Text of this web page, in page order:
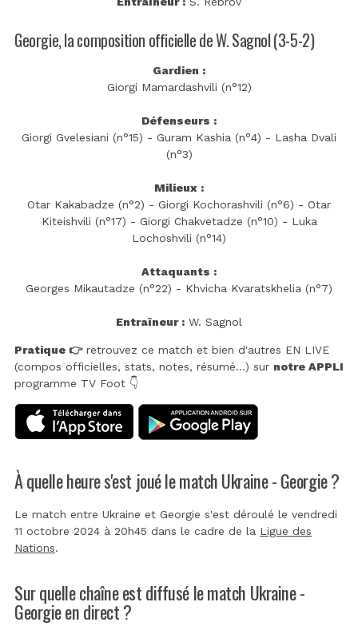
Georgie, la composition officielle de W. Sagnol (3-5-2)
Gardien :
Giorgi Mamardashvili (n°12)
Défenseurs :
Giorgi Gvelesiani (n°15) - Guram Kashia (n°4) - Lasha Dvali
(n°3)
Milieux :
Otar Kakabadze (n°2) - Giorgi Kochorashvili (n°6) - Otar
Kiteishvili (n°17) - Giorgi Chakvetadze (n°10) - Luka
Lochoshvili (n°14)
Attaquants :
Georges Mikautadze (n°22) - Khvicha Kvaratskhelia (n°7)
Entraîneur : W. Sagnol
Pratique 👉retrouvez ce match et bien d'autres EN LIVE
(compos officielles, stats, notes, résumé...) sur notre APPLI
programme TV Foot 👇
À quelle heure s'est joué le match Ukraine - Georgie ?
Le match entre Ukraine et Georgie s'est déroulé le vendredi
11 octobre 2024 à 20h45 dans le cadre de la Ligue des
Nations.
Sur quelle chaîne est diffusé le match Ukraine -
Georgie en direct ?